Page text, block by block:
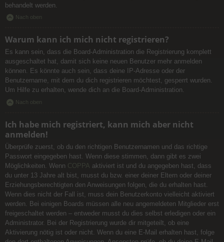
behandelt werden.
Nach oben
Warum kann ich mich nicht registrieren?
Es kann sein, dass die Board-Administration die Registrierung komplett
ausgeschaltet hat, damit sich keine neuen Benutzer mehr anmelden
können. Es könnte auch sein, dass deine IP-Adresse oder der
Benutzername, mit dem du dich registrieren möchtest, gesperrt wurden.
Um Hilfe zu erhalten, wende dich an die Board-Administration.
Nach oben
Ich habe mich registriert, kann mich aber nicht
anmelden!
Überprüfe zuerst, ob du den richtigen Benutzernamen und das richtige
Passwort eingegeben hast. Wenn diese stimmen, dann gibt es zwei
Möglichkeiten. Wenn COPPA aktiviert ist und du angegeben hast, dass
du unter 13 Jahre alt bist, musst du bzw. einer deiner Eltern oder deiner
Erziehungsberechtigten den Anweisungen folgen, die du erhalten hast.
Wenn dies nicht der Fall ist, muss dein Benutzerkonto vielleicht aktiviert
werden. Bei einigen Boards müssen alle neu angemeldeten Mitglieder erst
freigeschaltet werden – entweder musst du dies selbst erledigen oder ein
Administrator. Bei der Registrierung wurde dir mitgeteilt, ob eine
Aktivierung nötig ist oder nicht. Wenn du eine E-Mail erhalten hast, folge